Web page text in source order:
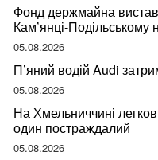
Фонд держмайна
Кам’янці-Подільському
05.08.2026
П’яний водій Audi
05.08.2026
На Хмельниччині
один постраждалий
05.08.2026